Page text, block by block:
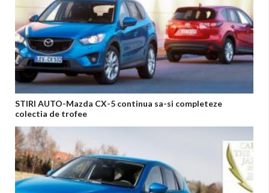
STIRI AUTO-Mazda CX-5 continua sa-si completeze
colectia de trofee